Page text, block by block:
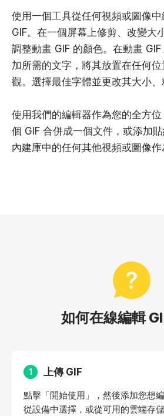
使用一個工具從任何視頻或圖像
GIF。在一個屏幕上修剪、改變大
調整動畫 GIF 的顏色。在動畫
加所需的文字，將其放置在任何
觀。選擇最佳字體並更改其大小、
使用我們的編輯器作為您的全方
個 GIF 合併成一個文件，或添加
內建庫中的任何其他視頻或圖像作
如何在線編輯
1 上傳 GIF
點擊「開始使用」，然後添加您想
從設備中選擇，或從可用的雲端存儲